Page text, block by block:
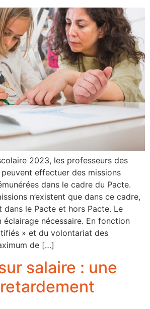
2023, les professeurs des
effectuer des missions
dans le cadre du Pacte.
n’existent que dans ce cadre,
dans le Pacte et hors Pacte. Le
éclairage nécessaire. En fonction
» et du volontariat des
de […]
salaire : une